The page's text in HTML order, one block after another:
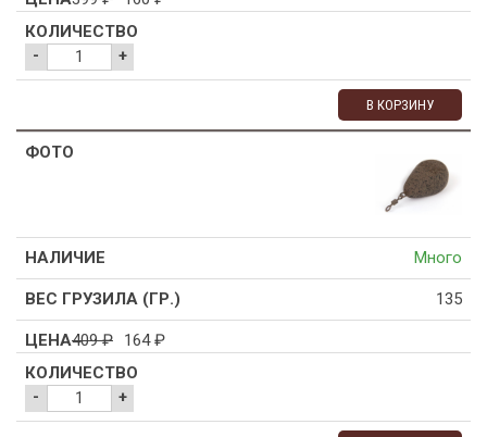
- +
В КОРЗИНУ
Много
135
409₽ 164₽
- +